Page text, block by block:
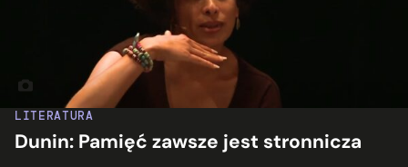
LITERATURA
Dunin: Pamięć zawsze jest stronnicza
Adania Shibli podczas translatologicznego Babel